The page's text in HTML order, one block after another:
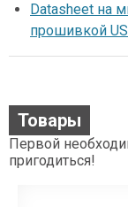
Datasheet на
прошивкой
Товары
Первой
пригодиться!